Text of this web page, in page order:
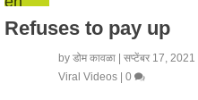
Refuses to pay up
by डोम कावळा| सप्टेंबर 17, 2021
Viral Videos| 0